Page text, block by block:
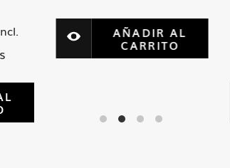
AÑADIR AL
CARRITO